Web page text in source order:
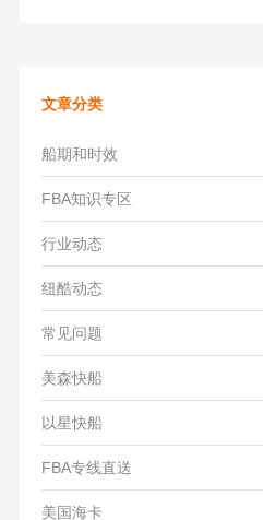
文章分类
船期和时效
FBA知识专区
行业动态
纽酷动态
常见问题
美森快船
以星快船
FBA专线直送
美国海卡